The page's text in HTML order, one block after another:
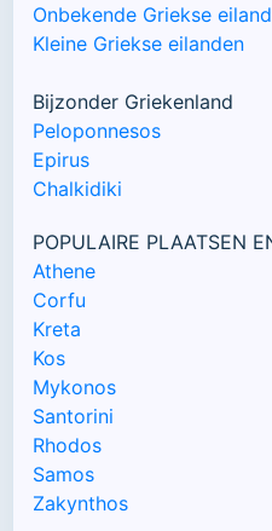
Onbekende Griekse
Kleine Griekse eilanden
Bijzonder Griekenland
Peloponnesos
Epirus
Chalkidiki
POPULAIRE PLAATSEN
Athene
Corfu
Kreta
Kos
Mykonos
Santorini
Rhodos
Samos
Zakynthos